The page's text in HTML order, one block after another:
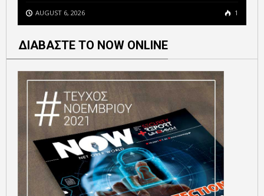
AUGUST 6, 2026 1
ΔΙΑΒΑΣΤΕ ΤΟ NOW ONLINE